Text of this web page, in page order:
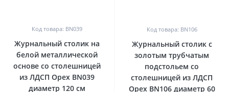
Код товара: BN039
Журнальный столик на
белой металлической
основе со столешницей
из ЛДСП Орех BN039
диаметр 120 см
Код товара: BN106
Журнальный столик с
золотым трубчатым
подстольем со
столешницей из ЛДСП
Орех BN106 диаметр 60